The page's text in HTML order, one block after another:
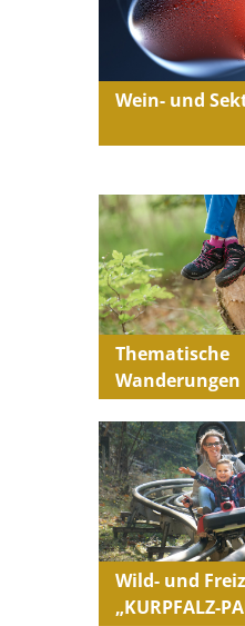
Wein- und
Thematische
Wanderungen
Wild- und
„KURPFALZ-